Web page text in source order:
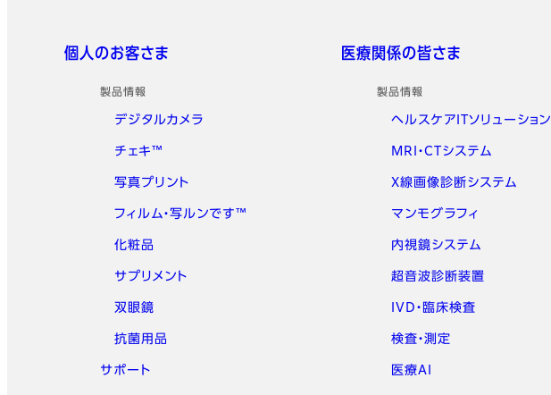
クイックリンク
個人のお客さま
製品情報
デジタルカメラ
チェキ™
写真プリント
フィルム・写ルンです™
化粧品
サプリメント
双眼鏡
抗菌用品
サポート
医療関係の皆さま
製品情報
ヘルスケアITソリューション
MRI・CTシステム
X線画像診断システム
マンモグラフィ
内視鏡システム
超音波診断装置
IVD・臨床検査
検査・測定
医療AI